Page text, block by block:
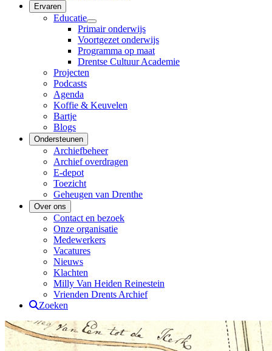
Ervaren
Educatie
Primair onderwijs
Voortgezet onderwijs
Programma op maat
Drentse Cultuur Academie
Projecten
Podcasts
Agenda
Koffie & Keuvelen
Bartje
Blogs
Ondersteunen
Archiefbeheer
Archief overdragen
E-depot
Toezicht
Geheugen van Drenthe
Over ons
Contact en bezoek
Onze organisatie
Medewerkers
Vacatures
Nieuws
Klachten
Milly Van Heiden Reinestein
Vrienden Drents Archief
Zoeken
Drents Archief